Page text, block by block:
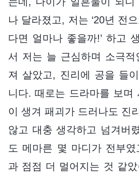
나 달라졌고, 저는 ‘20년 전
다면 얼마나 좋을까!’ 하고
서 저는 늘 근심하며 소극
져 살았고, 진리에 공을 들
니다. 때로는 드라마를 보며
이 생겨 패괴가 드러나도 진
않고 대충 생각하고 넘겨버
도 메마른 몇 마디가 전부
과 점점 더 멀어지는 것 같